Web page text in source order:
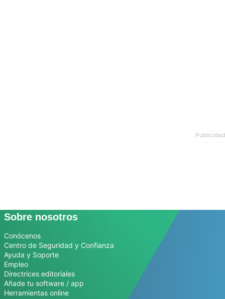
Sobre nosotros
Conócenos
Centro de Seguridad y Confianza
Ayuda y Soporte
Empleo
Directrices editoriales
Añade tu software / app
Herramientas online